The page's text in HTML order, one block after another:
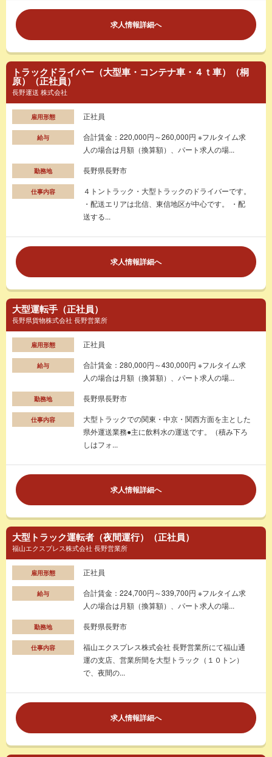
求人情報詳細へ
トラックドライバー（大型車・コンテナ車・４ｔ車）（桐
原）（正社員）
長野運送 株式会社
雇用形態 正社員
給与
合計賃金：220,000円～260,000円 ※フルタイム求
人の場合は月額（換算額）、パート求人の場...
勤務地 長野県長野市
仕事内容
４トントラック・大型トラックのドライバーです。
・配送エリアは北信、東信地区が中心です。 ・配
送する...
求人情報詳細へ
大型運転手（正社員）
長野県貨物株式会社 長野営業所
雇用形態 正社員
給与
合計賃金：280,000円～430,000円 ※フルタイム求
人の場合は月額（換算額）、パート求人の場...
勤務地 長野県長野市
仕事内容
大型トラックでの関東・中京・関西方面を主とした
県外運送業務●主に飲料水の運送です。（積み下ろ
しはフォ...
求人情報詳細へ
大型トラック運転者（夜間運行）（正社員）
福山エクスプレス株式会社 長野営業所
雇用形態 正社員
給与
合計賃金：224,700円～339,700円 ※フルタイム求
人の場合は月額（換算額）、パート求人の場...
勤務地 長野県長野市
仕事内容
福山エクスプレス株式会社 長野営業所にて福山通
運の支店、営業所間を大型トラック（１０トン）
で、夜間の...
求人情報詳細へ